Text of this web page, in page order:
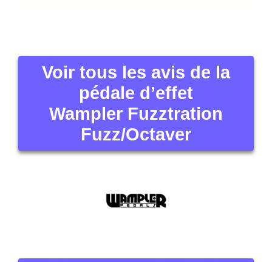
Voir tous les avis de la
pédale d’effet
Wampler Fuzztration
Fuzz/Octaver